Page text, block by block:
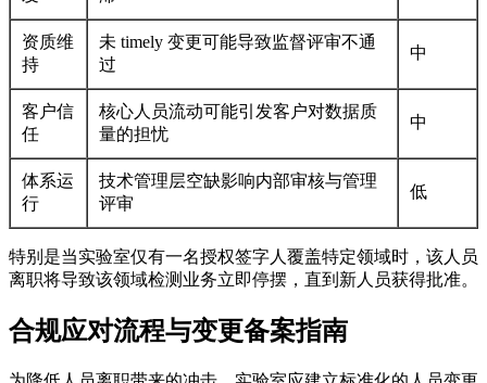
资质维
持
未 timely 变更可能导致监督评审不通
过
中
客户信
任
核心人员流动可能引发客户对数据质
量的担忧
中
体系运
行
技术管理层空缺影响内部审核与管理
评审
低
特别是当实验室仅有一名授权签字人覆盖特定领域时，该人员
离职将导致该领域检测业务立即停摆，直到新人员获得批准。
合规应对流程与变更备案指南